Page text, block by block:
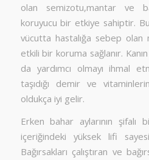
olan semizotu,mantar ve
koruyucu bir etkiye sahiptir.
vücutta hastalığa sebep olan
etkili bir koruma sağlanır.
da yardımcı olmayı ihmal
taşıdığı demir ve
oldukça iyi gelir.
Erken bahar aylarının
içeriğindeki yüksek lifi
Bağırsakları çalıştıran ve